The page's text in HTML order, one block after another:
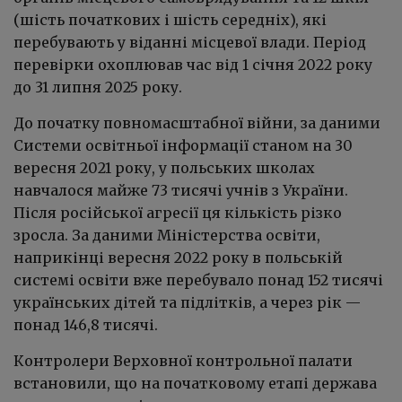
(шість початкових і шість середніх), які
перебувають у віданні місцевої влади. Період
перевірки охоплював час від 1 січня 2022 року
до 31 липня 2025 року.
До початку повномасштабної війни, за даними
Системи освітньої інформації станом на 30
вересня 2021 року, у польських школах
навчалося майже 73 тисячі учнів з України.
Після російської агресії ця кількість різко
зросла. За даними Міністерства освіти,
наприкінці вересня 2022 року в польській
системі освіти вже перебувало понад 152 тисячі
українських дітей та підлітків, а через рік —
понад 146,8 тисячі.
Контролери Верховної контрольної палати
встановили, що на початковому етапі держава